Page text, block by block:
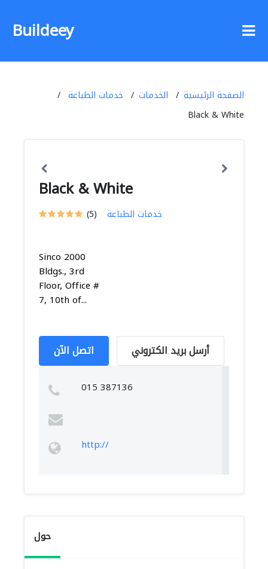
Buildeey
الصفحة الرئيسية الخدمات
خدمات الطباعة
Black & White
Black & White
(5) خدمات الطباعة
Sinco 2000
Bldgs., 3rd
Floor, Office #
7, 10th of...
اتصل الآن أرسل بريد الكتروني
015 387136
http://
حول